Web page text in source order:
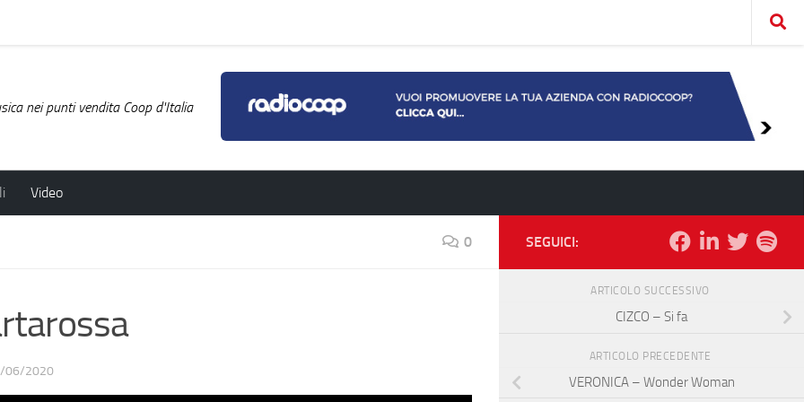
nei punti vendita Coop d'Italia
Video
0
06/2020
SEGUICI:
ARTICOLO SUCCESSIVO
CIZCO – Si fa
ARTICOLO PRECEDENTE
VERONICA – Wonder Woman